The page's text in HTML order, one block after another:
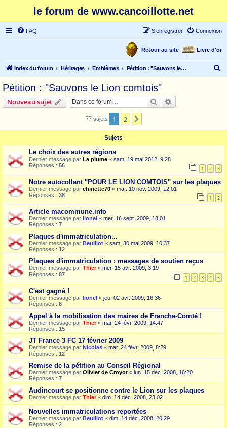
le forum de www.cancoillotte.net
FAQ Connexion
S’enregistrer
Livre d'or
Retour au site
Index du forum Héritages Emblèmes Pétition : "Sauvons le Lion comtois"
e
r
Pétition : "Sauvons le Lion comtois"
Nouveau sujet Rechercher
77 sujets 1 2
Sujets
Le choix des autres régions
Dernier message par La plume « sam. 19 mai 2012, 9:28
Réponses : 56 1 2 3
Notre autocollant "POUR LE LION COMTOIS" sur les plaques
Dernier message par chinette70 « mar. 10 nov. 2009, 12:01
Réponses : 38 1 2
Article macommune.info
Dernier message par lionel « mer. 16 sept. 2009, 18:01
Réponses : 7
Plaques d'immatriculation...
Dernier message par Beuillot « sam. 30 mai 2009, 10:37
Réponses : 12
Plaques d'immatriculation : messages de soutien reçus
Dernier message par Thier« mer. 15 avr. 2009, 3:19
Réponses : 87 1 2 3 4 5
C'est gagné !
Dernier message par lionel « jeu. 02 avr. 2009, 16:36
Réponses : 8
Appel à la mobilisation des maires de Franche-Comté !
Dernier message par Thier« mar. 24 févr. 2009, 14:47
Réponses : 15
JT France 3 FC 17 février 2009
Dernier message par Nicolas « mar. 24 févr. 2009, 8:29
Réponses : 12
Remise de la pétition au Conseil Régional
Dernier message par Olivier de Croyot « lun. 15 déc. 2008, 16:20
Réponses : 7
Audincourt se positionne contre le Lion sur les plaques
Dernier message par Thier« dim. 14 déc. 2008, 23:02
Nouvelles immatriculations reportées
Dernier message par Beuillot « dim. 14 déc. 2008, 20:29
Réponses : 2